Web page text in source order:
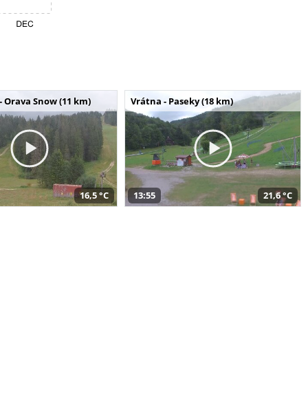
Orava Snow (11 km)
16,5 °C
Vrátna - Paseky (18 km)
13:55 21,6 °C